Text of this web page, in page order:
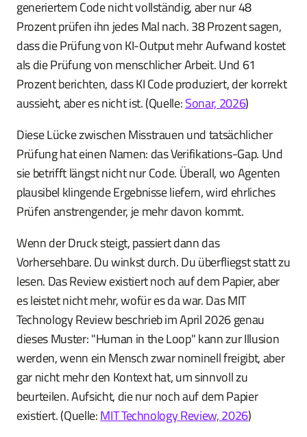
generiertem Code nicht vollständig, aber nur 48
Prozent prüfen ihn jedes Mal nach. 38 Prozent sagen,
dass die Prüfung von KI-Output mehr Aufwand kostet
als die Prüfung von menschlicher Arbeit. Und 61
Prozent berichten, dass KI Code produziert, der korrekt
aussieht, aber es nicht ist. (Quelle:Sonar, 2026)
Diese Lücke zwischen Misstrauen und tatsächlicher
Prüfung hat einen Namen: das Verifikations-Gap. Und
sie betrifft längst nicht nur Code. Überall, wo Agenten
plausibel klingende Ergebnisse liefern, wird ehrliches
Prüfen anstrengender, je mehr davon kommt.
Wenn der Druck steigt, passiert dann das
Vorhersehbare. Du winkst durch. Du überfliegst statt zu
lesen. Das Review existiert noch auf dem Papier, aber
es leistet nicht mehr, wofür es da war. Das MIT
Technology Review beschrieb im April 2026 genau
dieses Muster: "Human in the Loop" kann zur Illusion
werden, wenn ein Mensch zwar nominell freigibt, aber
gar nicht mehr den Kontext hat, um sinnvoll zu
beurteilen. Aufsicht, die nur noch auf dem Papier
existiert. (Quelle:MIT Technology Review, 2026)